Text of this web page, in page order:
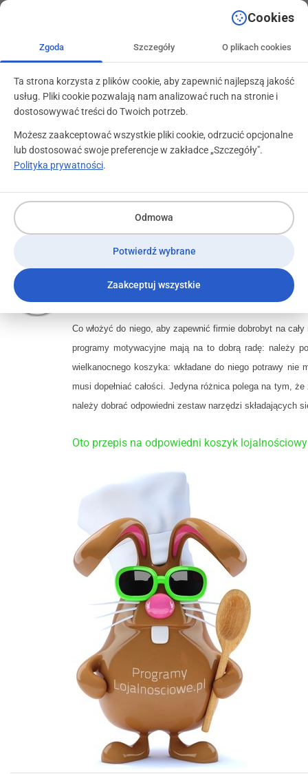
kontakt@programylojalnosciowe.pl
Co w lojalnościowym koszyku?
10 kwietnia 2014
Co włożyć do
lojalnościowego?
Co włożyć do niego, aby zapewnić firmie dobrobyt na
programy motywacyjne mają na to dobrą radę: należy
wielkanocnego koszyka: wkładane do niego potrawy nie
musi dopełniać całości. Jedyna różnica polega na tym,
należy dobrać odpowiedni zestaw narzędzi składających
Oto przepis na odpowiedni koszyk
Cookies
Zgoda Szczegóły O plikach cookies
Ta strona korzysta z plików cookie, aby zapewnić najlepszą jakość
usług. Pliki cookie pozwalają nam analizować ruch na stronie i
dostosowywać treści do Twoich potrzeb.
Możesz zaakceptować wszystkie pliki cookie, odrzucić opcjonalne
lub dostosować swoje preferencje w zakładce „Szczegóły".
Polityka prywatności.
Odmowa
Potwierdź wybrane
Zaakceptuj wszystkie